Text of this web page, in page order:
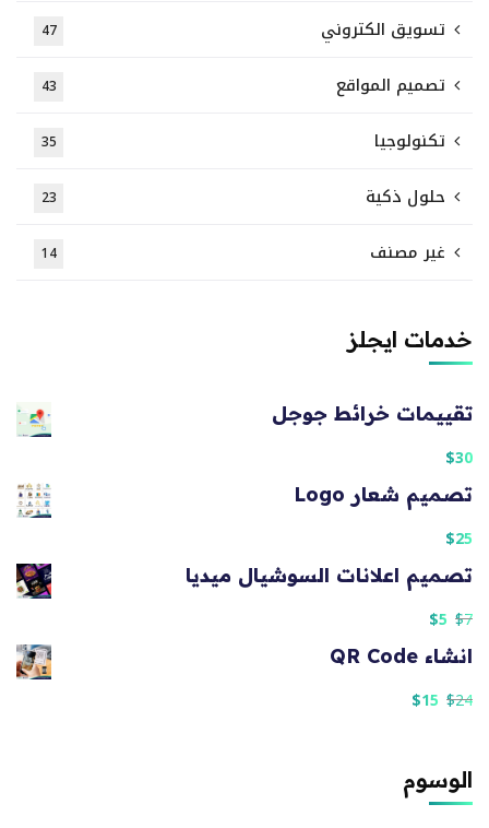
تسويق الكتروني 47
تصميم المواقع 43
تكنولوجيا 35
حلول ذكية 23
غير مصنف 14
خدمات ايجلز
تقييمات خرائط جوجل
$30
تصميم شعار Logo
$25
تصميم اعلانات السوشيال ميديا
$7
$5
انشاء QR Code
$24
$15
الوسوم